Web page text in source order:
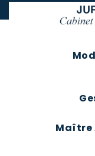
Maître